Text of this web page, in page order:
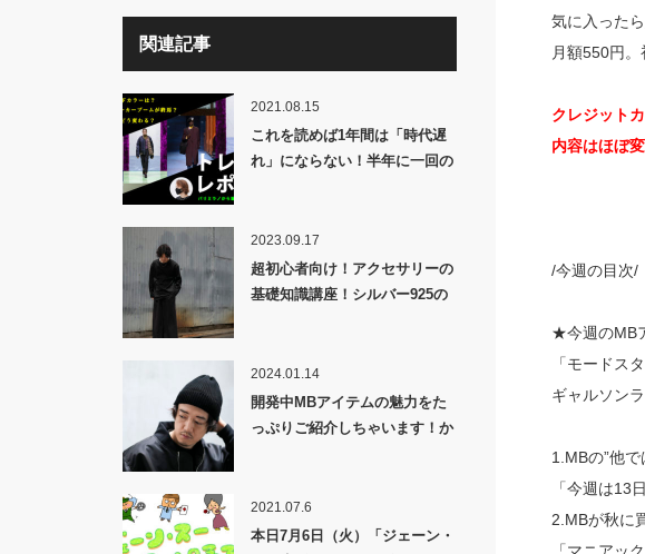
気に入った
月額550円
クレジット
内容はほぼ
/今週の目次/
★今週のMB
「モードス
ギャルソン
1.MBの”他
「今週は13
2.MBが秋に
関連記事
2021.08.15
これを読めば1年間は「時代遅
れ」にならない！半年に一回の
2023.09.17
超初心者向け！アクセサリーの
基礎知識講座！シルバー925の
故？
2024.01.14
開発中MBアイテムの魅力をた
っぷりご紹介しちゃいます！か
2021.07.6
本日7月6日（火）「ジェーン・